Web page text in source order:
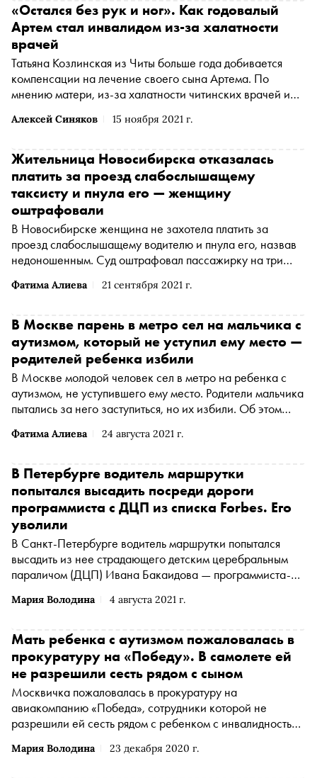
Алексей Синяков 15 ноября 2021 г.
«Остался без рук и ног». Как годовалый
Артем стал инвалидом из-за халатности
врачей
Татьяна Козлинская из Читы больше года добивается
компенсации на лечение своего сына Артема. По
мнению матери, из-за халатности читинских врачей и
ног. «Сноб» выяснил, как медики сделали Артема
уголовное дело
Фатима Алиева 21 сентября 2021 г.
Жительница Новосибирска отказалась
платить за проезд слабослышащему
таксисту и пнула его — женщину
оштрафовали
В Новосибирске женщина не захотела платить за
проезд слабослышащему водителю и пнула его, назвав
недоношенным. Суд оштрафовал пассажирку на три
пресс-службу прокуратуры региона
Фатима Алиева 24 августа 2021 г.
В Москве парень в метро сел на мальчика с
аутизмом, который не уступил ему место —
родителей ребенка избили
В Москве молодой человек сел в метро на ребенка с
аутизмом, не уступившего ему место. Родители мальчика
пытались за него заступиться, но их избили. Об этом
летнего Вани Анну С.
Мария Володина 4 августа 2021 г.
В Петербурге водитель маршрутки
попытался высадить посреди дороги
программиста с ДЦП из списка Forbes. Его
уволили
В Санкт-Петербурге водитель маршрутки попытался
высадить из нее страдающего детским церебральным
параличом (ДЦП) Ивана Бакаидова — программиста-
Forbes 30 самых перспективных россиян до 30 лет и
2020 году. Об инциденте Бакаидов рассказал в своем
инстаграме(Американская транснациональная
холдинговая компания Meta Platforms Inc. по реализации
продуктов ‒ социальных сетей Facebook и Instagram
запрещена на территории России*)
Мария Володина 23 декабря 2020 г.
Мать ребенка с аутизмом пожаловалась в
прокуратуру на «Победу». В самолете ей
не разрешили сесть рядом с сыном
Москвичка пожаловалась в прокуратуру на
авиакомпанию «Победа», сотрудники которой не
разрешили ей сесть рядом с ребенком с инвалидностью